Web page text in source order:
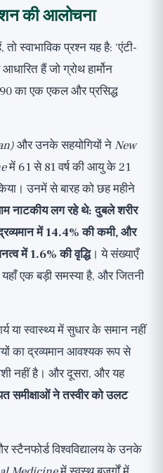
की आलोचना
स्वाभाविक प्रश्न यह है: 'एंटी-
हैं जो ग्रोथ हार्मोन
का एक एकल और प्रसिद्ध
और उनके सहयोगियों नेNew
में 61 से 81 वर्ष की आयु के 21
उनमें से बारह को छह महीने
नाटकीय लग रहे थे: दुबले शरीर
में 14.4% की कमी, और
में 1.6% की वृद्धि। ये संख्याएँ
एक बड़ी समस्या है, और जितनी
या स्वास्थ्य में सुधार के समान नहीं
का द्रव्यमान आवश्यक रूप से
नहीं है। और दूसरा, और यह
समीक्षाओं ने तस्वीर को उलट
स्टैनफोर्ड विश्वविद्यालय के उनके